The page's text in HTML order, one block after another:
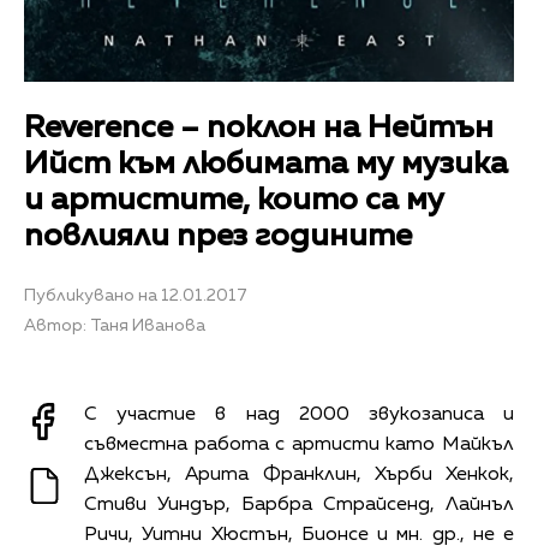
Reverence – поклон на Нейтън
Ийст към любимата му музика
и артистите, които са му
повлияли през годините
Публикувано на 12.01.2017
Автор: Таня Иванова
С участие в над 2000 звукозаписа и
съвместна работа с артисти като Майкъл
Джексън, Арита Франклин, Хърби Хенкок,
Стиви Уиндър, Барбра Страйсенд, Лайнъл
Ричи, Уитни Хюстън, Бионсе и мн. др., не е